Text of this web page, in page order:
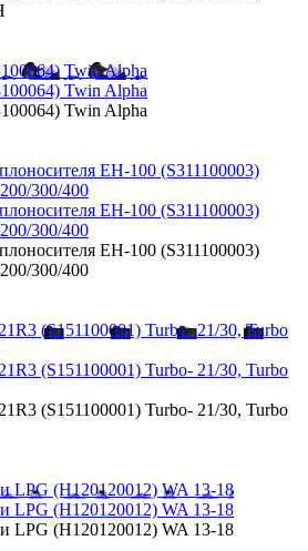
Twin Alpha
Twin Alpha
Twin Alpha
EH-100 (S311100003)
300/400
EH-100 (S311100003)
300/400
EH-100 (S311100003)
300/400
(S151100001) Turbo- 21/30, Turbo
(S151100001) Turbo- 21/30, Turbo
(S151100001) Turbo- 21/30, Turbo
LPG (H120120012) WA 13-18
LPG (H120120012) WA 13-18
LPG (H120120012) WA 13-18